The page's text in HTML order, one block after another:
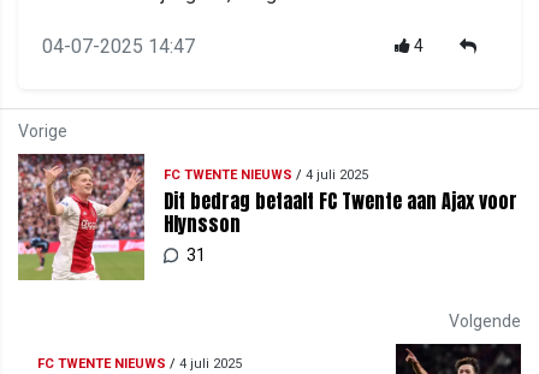
04-07-2025 14:47 4
Vorige
FC TWENTE NIEUWS / 4 juli 2025
Dit bedrag betaalt FC Twente aan Ajax voor
Hlynsson
31
Volgende
FC TWENTE NIEUWS / 4 juli 2025